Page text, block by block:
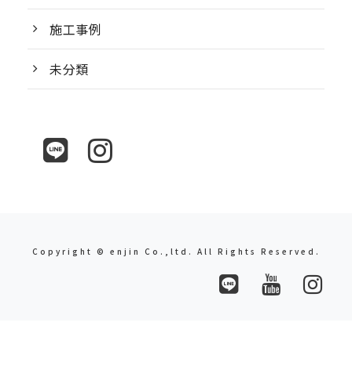
施工事例
未分類
Copyright © enjin Co.,ltd. All Rights Reserved.